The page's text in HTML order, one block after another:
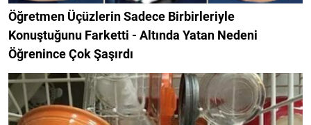
Öğretmen Üçüzlerin Sadece Birbirleriyle
Konuştuğunu Farketti - Altında Yatan Nedeni
Öğrenince Çok Şaşırdı